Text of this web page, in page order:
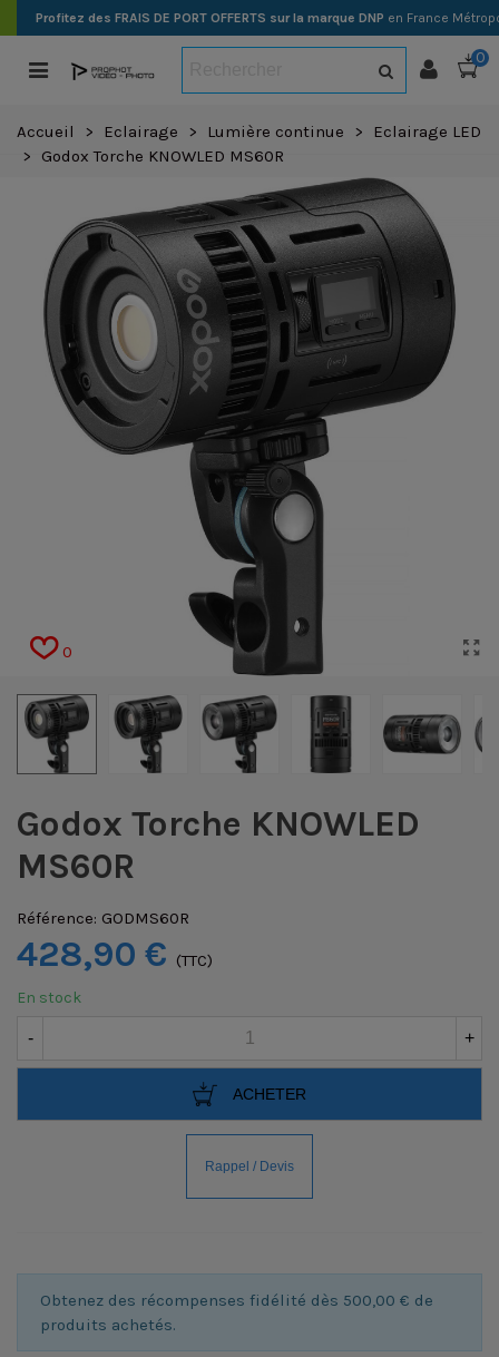
Profitez des FRAIS DE PORT OFFERTS sur la marque DNP en France
0
Accueil > Eclairage > Lumière continue >
Eclairage LED
>
Godox Torche KNOWLED MS60R
0
Godox Torche KNOWLED
MS60R
Référence: GODMS60R
428,90 € (TTC)
En stock
- +
ACHETER
Obtenez des récompenses fidélité dès 500,00 € de
produits achetés.